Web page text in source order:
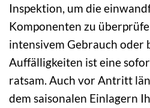
Inspektion, um die
Komponenten zu
intensivem Gebrauch oder
Auffälligkeiten ist eine
ratsam. Auch vor Antritt
dem saisonalen Einlagern